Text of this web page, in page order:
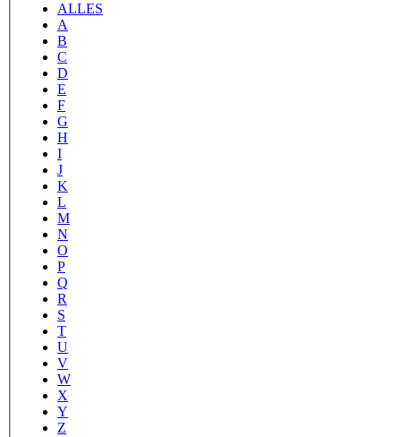
ALLES
A
B
C
D
E
F
G
H
I
J
K
L
M
N
O
P
Q
R
S
T
U
V
W
X
Y
Z